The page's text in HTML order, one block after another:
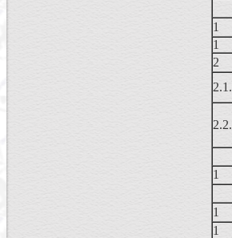
1
1
2
2.1.
2.2.
1
1
1